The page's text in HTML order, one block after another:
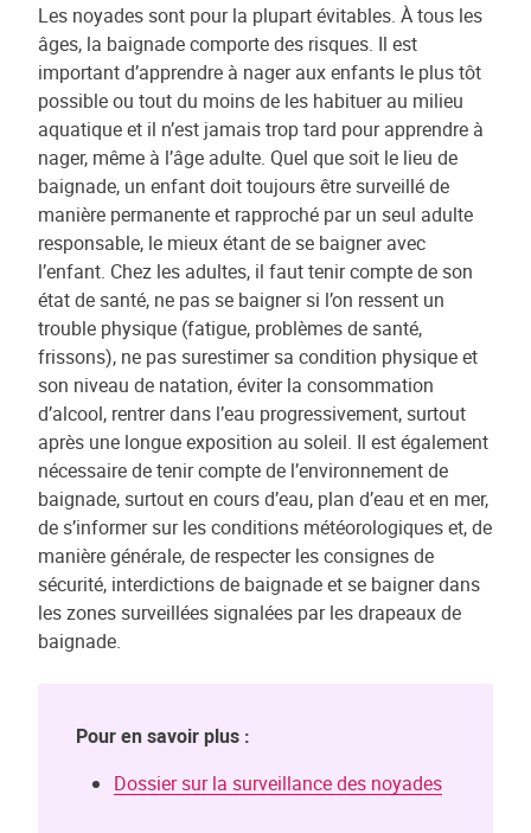
Les noyades sont pour la plupart évitables. À tous les
âges, la baignade comporte des risques. Il est
important d’apprendre à nager aux enfants le plus tôt
possible ou tout du moins de les habituer au milieu
aquatique et il n’est jamais trop tard pour apprendre à
nager, même à l’âge adulte. Quel que soit le lieu de
baignade, un enfant doit toujours être surveillé de
manière permanente et rapproché par un seul adulte
responsable, le mieux étant de se baigner avec
l’enfant. Chez les adultes, il faut tenir compte de son
état de santé, ne pas se baigner si l’on ressent un
trouble physique (fatigue, problèmes de santé,
frissons), ne pas surestimer sa condition physique et
son niveau de natation, éviter la consommation
d’alcool, rentrer dans l’eau progressivement, surtout
après une longue exposition au soleil. Il est également
nécessaire de tenir compte de l’environnement de
baignade, surtout en cours d’eau, plan d’eau et en mer,
de s’informer sur les conditions météorologiques et, de
manière générale, de respecter les consignes de
sécurité, interdictions de baignade et se baigner dans
les zones surveillées signalées par les drapeaux de
baignade.
Pour en savoir plus :
Dossier sur la surveillance des noyades